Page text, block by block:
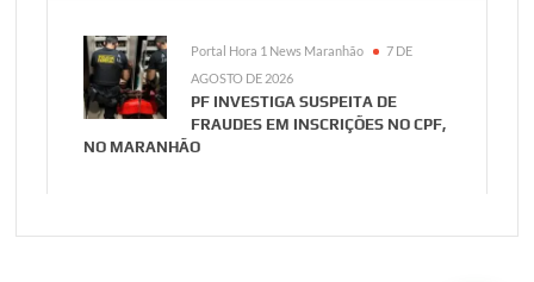
Portal Hora 1 News Maranhão
7 DE
AGOSTO DE 2026
PF INVESTIGA SUSPEITA DE
FRAUDES EM INSCRIÇÕES NO CPF,
NO MARANHÃO